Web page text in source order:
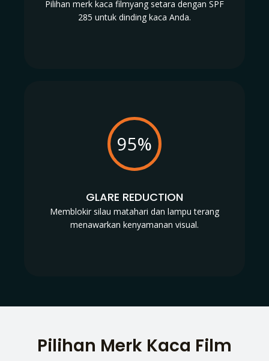
Pilihan merk kaca filmyang setara dengan SPF
285 untuk dinding kaca Anda.
95%
GLARE REDUCTION
Memblokir silau matahari dan lampu terang
menawarkan kenyamanan visual.
Pilihan Merk Kaca Film